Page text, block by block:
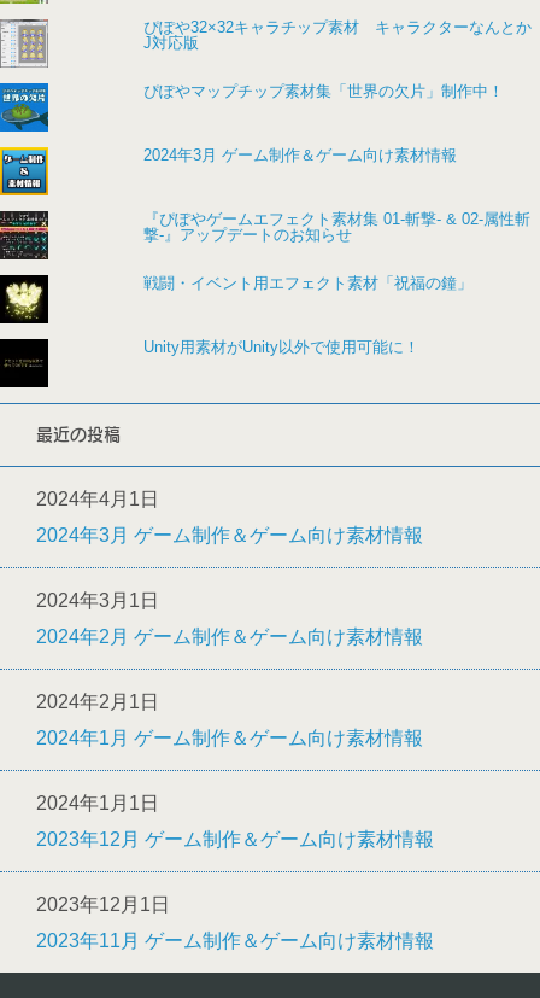
ぴぽや32×32キャラチップ素材 キャラクターなんとか
J対応版
ぴぽやマップチップ素材集「世界の欠片」制作中！
2024年3月 ゲーム制作＆ゲーム向け素材情報
『ぴぽやゲームエフェクト素材集 01-斬撃- & 02-属性斬
撃-』アップデートのお知らせ
戦闘・イベント用エフェクト素材「祝福の鐘」
Unity用素材がUnity以外で使用可能に！
最近の投稿
2024年4月1日
2024年3月 ゲーム制作＆ゲーム向け素材情報
2024年3月1日
2024年2月 ゲーム制作＆ゲーム向け素材情報
2024年2月1日
2024年1月 ゲーム制作＆ゲーム向け素材情報
2024年1月1日
2023年12月 ゲーム制作＆ゲーム向け素材情報
2023年12月1日
2023年11月 ゲーム制作＆ゲーム向け素材情報